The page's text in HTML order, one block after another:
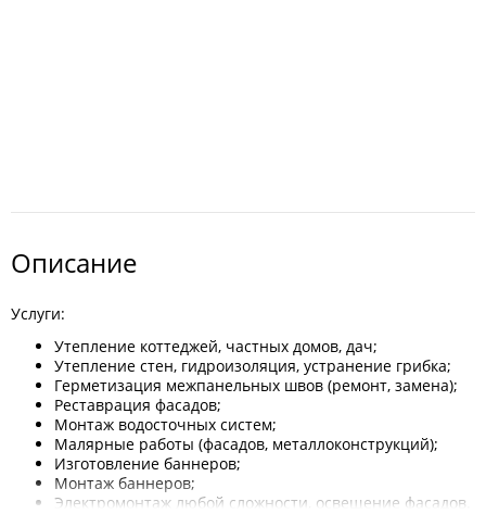
Описание
Услуги:
Утепление коттеджей, частных домов, дач;
Утепление стен, гидроизоляция, устранение грибка;
Герметизация межпанельных швов (ремонт, замена);
Реставрация фасадов;
Монтаж водосточных систем;
Малярные работы (фасадов, металлоконструкций);
Изготовление баннеров;
Монтаж баннеров;
Электромонтаж любой сложности, освещение фасадов.